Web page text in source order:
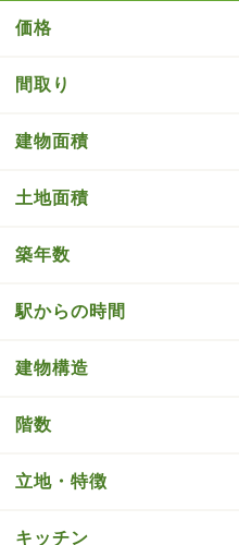
価格
間取り
建物面積
土地面積
築年数
駅からの時間
建物構造
階数
立地・特徴
キッチン